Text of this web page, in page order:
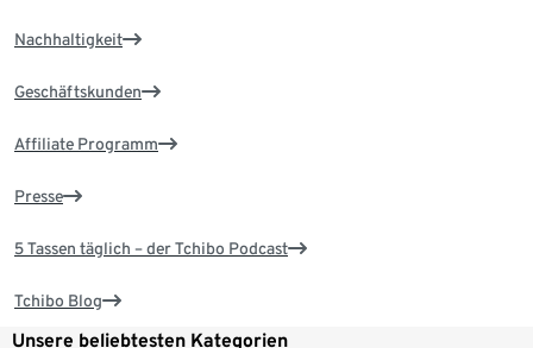
Nachhaltigkeit
Geschäftskunden
Affiliate Programm
Presse
5 Tassen täglich – der Tchibo Podcast
Tchibo Blog
Unsere beliebtesten Kategorien